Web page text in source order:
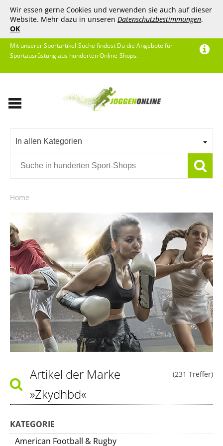
Wir essen gerne Cookies und verwenden sie auch auf dieser
Website. Mehr dazu in unseren Datenschutzbestimmungen.
OK
Mit unserer Sportartikel-Suche findest Du die Angebote für
Sportausrüstung aus hunderten Online-Shops.
In allen Kategorien
Home
(231 Treffer)
Artikel der Marke
»Zkydhbd«
KATEGORIE
American Football & Rugby